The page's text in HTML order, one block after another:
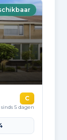
C
5 dagen